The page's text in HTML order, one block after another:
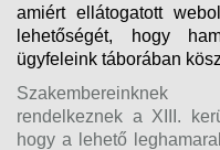
amiért ellátogatott
lehetőségét, hogy
ügyfeleink táborában
Szakembereinknek
rendelkeznek a XIII.
hogy a lehető